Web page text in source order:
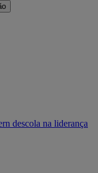
descola na liderança